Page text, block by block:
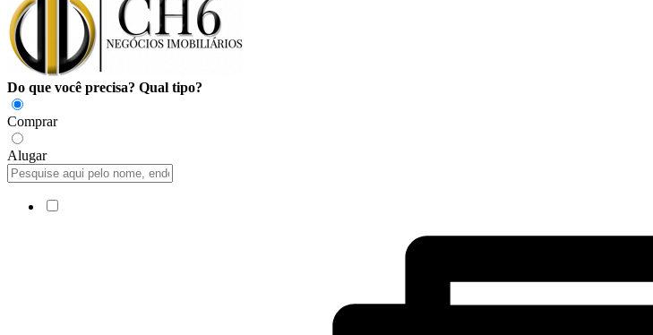
Do que você precisa? Qual tipo?
Comprar
Alugar